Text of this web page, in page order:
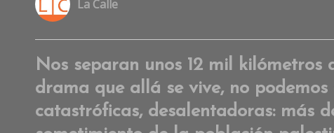
La Calle
Nos separan unos 12 mil
drama que allá se vive, no podemos
catastróficas, desalentadoras: más